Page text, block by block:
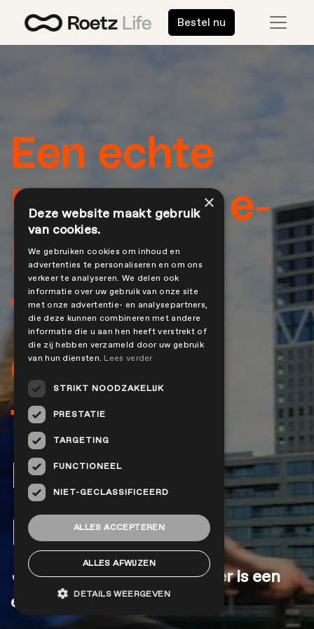
Bestel nu
​Een echte
Roetz Life e-
bike
Via een
duurzaam
fietsplan
Beter voor de
planeet
✔ Bij een rit van 10 kilometer is een
elektrische fiets
×
Deze website maakt gebruik
van cookies.
We gebruiken cookies om inhoud en
advertenties te personaliseren en om ons
verkeer te analyseren. We delen ook
informatie over uw gebruik van onze site
met onze advertentie- en analysepartners,
die deze kunnen combineren met andere
informatie die u aan hen heeft verstrekt of
die zij hebben verzameld door uw gebruik
van hun diensten. Lees verder
STRIKT NOODZAKELIJK
PRESTATIE
TARGETING
FUNCTIONEEL
NIET-GECLASSIFICEERD
ALLES ACCEPTEREN
ALLES AFWIJZEN
DETAILS WEERGEVEN